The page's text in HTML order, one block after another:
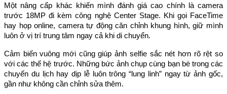
Một nâng cấp khác khiến mình đánh giá cao chính là camera
trước 18MP đi kèm công nghệ Center Stage. Khi gọi FaceTime
hay họp online, camera tự động căn chỉnh khung hình, giữ mình
luôn ở vị trí trung tâm ngay cả khi di chuyển.
Cảm biến vuông mới cũng giúp ảnh selfie sắc nét hơn rõ rệt so
với các thế hệ trước. Những bức ảnh chụp cùng bạn bè trong các
chuyến du lịch hay dịp lễ luôn trông “lung linh” ngay từ ảnh gốc,
gần như không cần chỉnh sửa thêm.